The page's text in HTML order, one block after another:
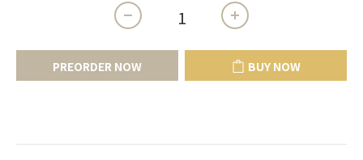
PREORDER NOW BUY NOW